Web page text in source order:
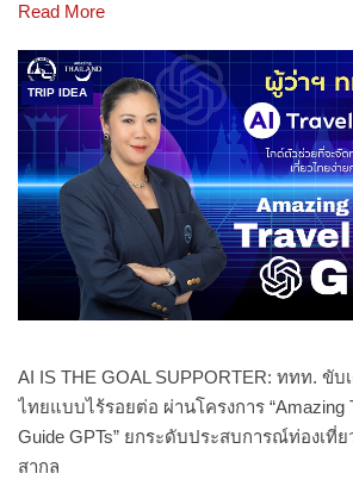
Read More
TRIP IDEA
AI IS THE GOAL SUPPORTER: ททท. ขั
ไทยแบบไร้รอยต่อ ผ่านโครงการ “Amazing
Guide GPTs” ยกระดับประสบการณ์ท่องเที่
สากล